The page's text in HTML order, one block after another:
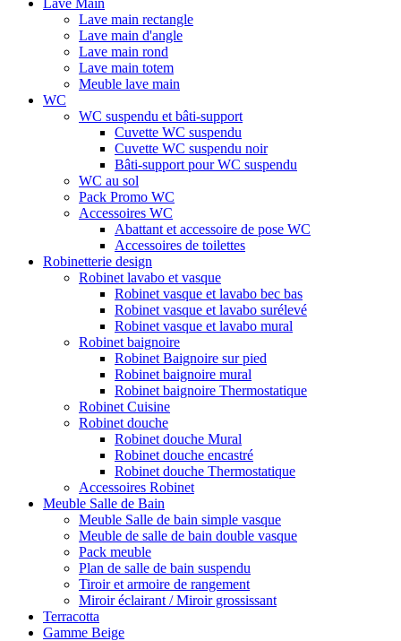
Lave Main
Lave main rectangle
Lave main d'angle
Lave main rond
Lave main totem
Meuble lave main
WC
WC suspendu et bâti-support
Cuvette WC suspendu
Cuvette WC suspendu noir
Bâti-support pour WC suspendu
WC au sol
Pack Promo WC
Accessoires WC
Abattant et accessoire de pose WC
Accessoires de toilettes
Robinetterie design
Robinet lavabo et vasque
Robinet vasque et lavabo bec bas
Robinet vasque et lavabo surélevé
Robinet vasque et lavabo mural
Robinet baignoire
Robinet Baignoire sur pied
Robinet baignoire mural
Robinet baignoire Thermostatique
Robinet Cuisine
Robinet douche
Robinet douche Mural
Robinet douche encastré
Robinet douche Thermostatique
Accessoires Robinet
Meuble Salle de Bain
Meuble Salle de bain simple vasque
Meuble de salle de bain double vasque
Pack meuble
Plan de salle de bain suspendu
Tiroir et armoire de rangement
Miroir éclairant / Miroir grossissant
Terracotta
Gamme Beige